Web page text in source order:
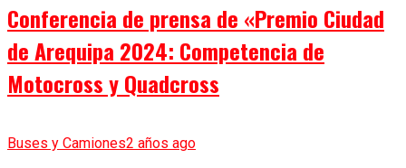
Conferencia de prensa de «Premio Ciudad
de Arequipa 2024: Competencia de
Motocross y Quadcross
Buses y Camiones2 años ago